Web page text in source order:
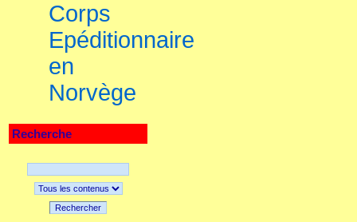
Corps
Epéditionnaire
en
Norvège
Recherche
Rechercher